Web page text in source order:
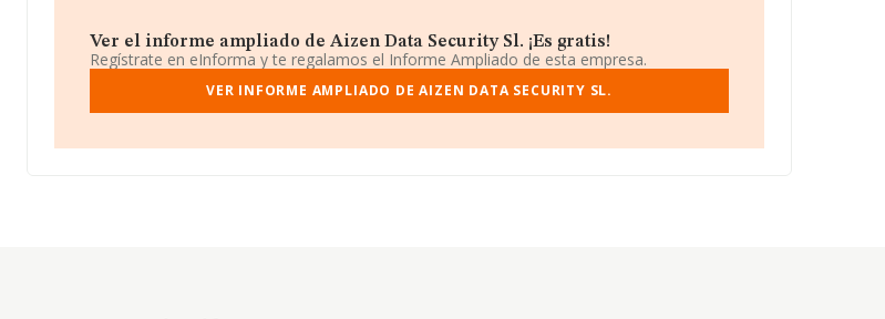
Ver el informe ampliado de Aizen Data Security Sl. ¡Es gratis!
Regístrate en eInforma y te regalamos el Informe Ampliado de esta empresa.
VER INFORME AMPLIADO DE AIZEN DATA SECURITY SL.